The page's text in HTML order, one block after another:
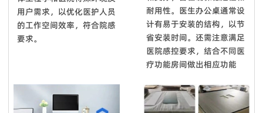
用户需求，以优化医护人员
的工作空间效率，符合院感
要求。
耐用性。 医生办公桌通常设
计有易于安装的结构，以节
省安装时间。还需注意满足
医院感控要求，结合不同医
疗功能房间做出相应功能